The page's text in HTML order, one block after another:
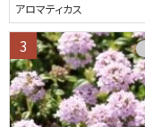
アロマティカス